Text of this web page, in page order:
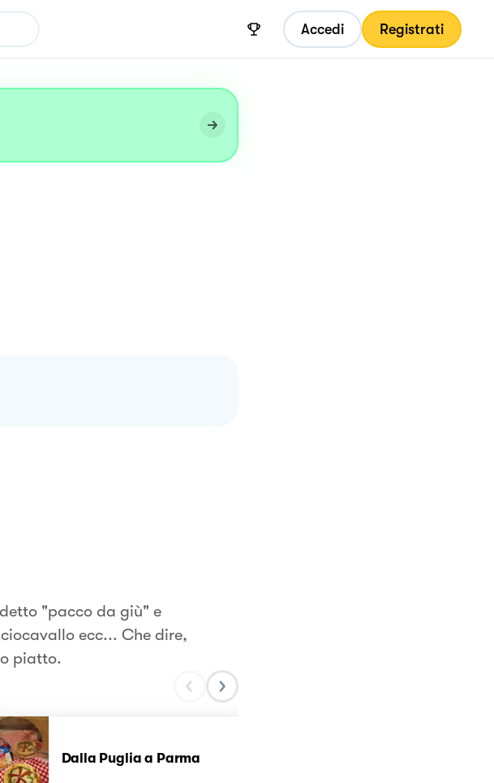
Accedi Registrati
"pacco da giù" e
ecc... Che dire,
piatto.
Dalla Puglia a Parma